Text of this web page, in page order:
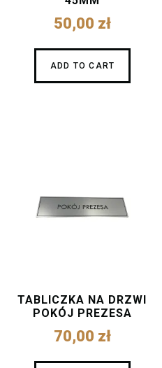
50,00 zł
ADD TO CART
TABLICZKA NA DRZWI
POKÓJ PREZESA
70,00 zł